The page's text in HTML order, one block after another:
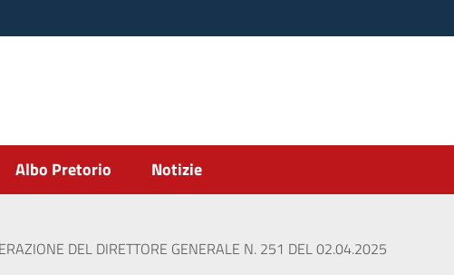
Albo Pretorio Notizie
DEL DIRETTORE GENERALE N. 251 DEL 02.04.2025